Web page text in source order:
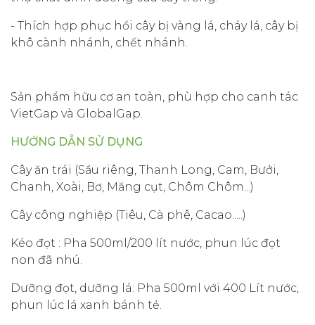
- Thích hợp phục hồi cây bị vàng lá, cháy lá, cây bị
khô cành nhánh, chết nhánh.
Sản phẩm hữu cơ an toàn, phù hợp cho canh tác
VietGap và GlobalGap.
HƯỚNG DẪN SỬ DỤNG
Cây ăn trái (Sầu riêng, Thanh Long, Cam, Bưởi,
Chanh, Xoài, Bơ, Măng cụt, Chôm Chôm...)
Cây công nghiệp (Tiêu, Cà phê, Cacao.....)
Kéo đọt : Pha 500ml/200 lít nước, phun lúc đọt
non đã nhú.
Dưỡng đọt, dưỡng lá: Pha 500ml với 400 Lít nước,
phun lúc lá xanh bánh tẻ.